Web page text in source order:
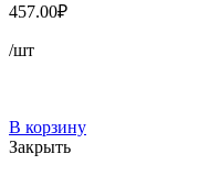
457.00₽
/шт
В корзину
Закрыть